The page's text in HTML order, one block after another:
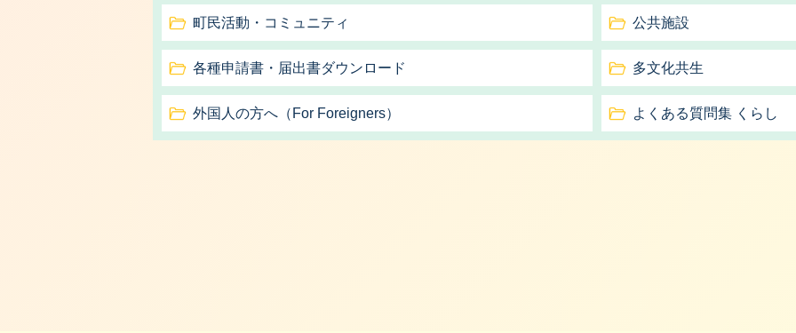
町民活動・コミュニティ 公共施設
各種申請書・届出書ダウンロード 多文化共生
外国人の方へ（For Foreigners） よくある質問集 くらし